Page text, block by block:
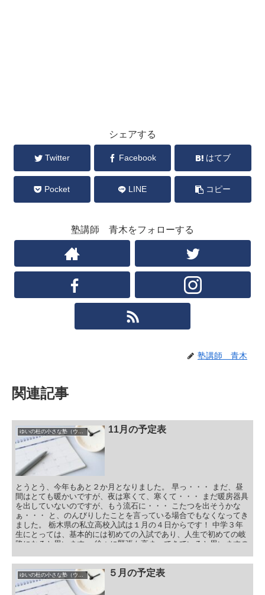
シェアする
Twitter Facebook はてブ
Pocket LINE コピー
塾講師 青木をフォローする
塾講師 青木
関連記事
11月の予定表
とうとう、今年もあと２か月となりました。 早っ・・・ まだ、昼
間はとても暖かいですが、夜は寒くて、寒くて・・・ まだ暖房器具
を出していないのですが、もう流石に・・・ こたつを出そうかな
ぁ・・・ と、のんびりしたことを言っている場合でもなくなってき
ました。 栃木県の私立高校入試は１月の４日からです！ 中学３年
生にとっては、基本的には初めての入試であり、人生で初めての岐
路になると思います。 徐々に緊張も高まってきていると思いますの
５月の予定表